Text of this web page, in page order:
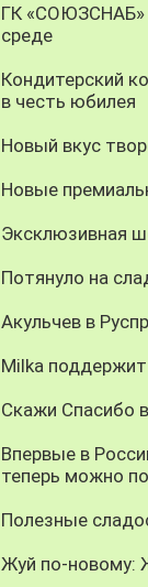
ГК «СОЮЗСНАБ»
среде
Кондитерский
в честь юбилея
Новый вкус
Новые
Эксклюзивная
Потянуло на
Акульчев в
Milka поддержит
Скажи Спасибо
Впервые в
теперь можно
Полезные
Жуй по-новому: